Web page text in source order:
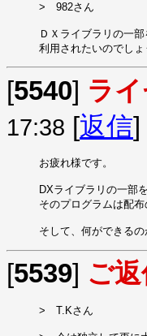
>　982さん
ＤＸライブラリの一
利用されたいのでしょ
[5540] ラ
17:38 [返信]
お疲れ様です。
DXライブラリの一部
そのプログラムは配布
そして、何ができる
[5539] ご
>　T.Kさん